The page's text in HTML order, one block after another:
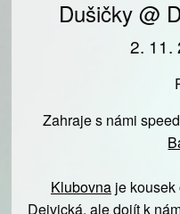
Dušičky @
2. 11.
Zahraje s námi
Klubovnaje kousek
Dejvická, ale dojít k